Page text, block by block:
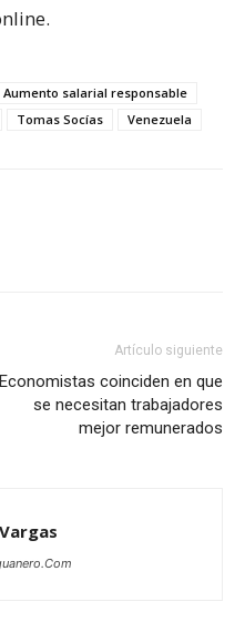
Aumento salarial responsable
Tomas Socías Venezuela
Artículo siguiente
Economistas coinciden en que
se necesitan trabajadores
mejor remunerados